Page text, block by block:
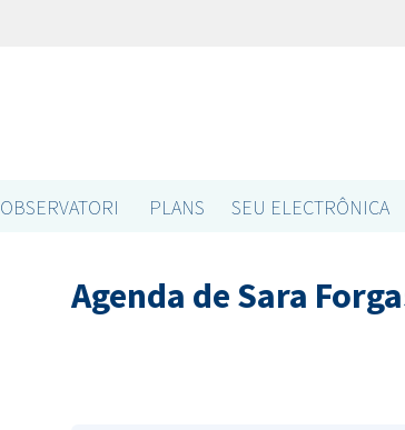
OBSERVATORI PLANS SEU ELECTRÔNICA
Agenda de Sara